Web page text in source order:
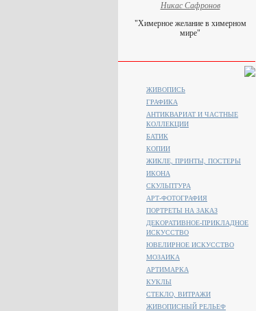
Никас Сафронов
"Химерное желание в химерном
мире"
ЖИВОПИСЬ
ГРАФИКА
АНТИКВАРИАТ И ЧАСТНЫЕ
КОЛЛЕКЦИИ
БАТИК
КОПИИ
ЖИКЛЕ, ПРИНТЫ, ПОСТЕРЫ
ИКОНА
СКУЛЬПТУРА
АРТ-ФОТОГРАФИЯ
ПОРТРЕТЫ НА ЗАКАЗ
ДЕКОРАТИВНОЕ-ПРИКЛАДНОЕ
ИСКУССТВО
ЮВЕЛИРНОЕ ИСКУССТВО
МОЗАИКА
АРТИМАРКА
КУКЛЫ
СТЕКЛО, ВИТРАЖИ
ЖИВОПИСНЫЙ РЕЛЬЕФ